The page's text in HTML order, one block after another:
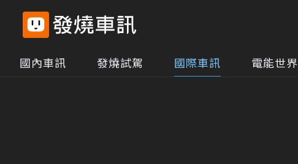
國內車訊 發燒試駕 國際車訊 電能世界